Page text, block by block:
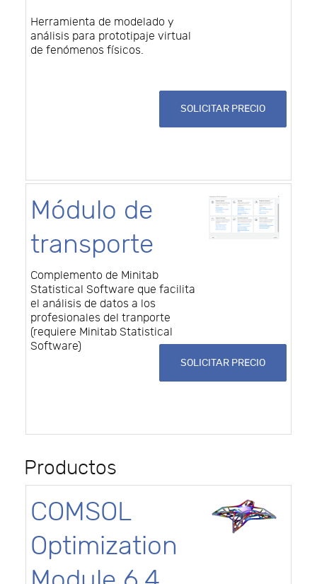
Herramienta de modelado y
análisis para prototipaje virtual
de fenómenos físicos.
SOLICITAR PRECIO
Módulo de
transporte
Complemento de Minitab
Statistical Software que facilita
el análisis de datos a los
profesionales del tranporte
(requiere Minitab Statistical
Software)
SOLICITAR PRECIO
Productos
COMSOL
Optimization